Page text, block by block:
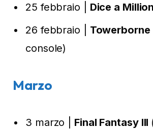
25 febbraio | Dice a Million
26 febbraio | Towerborne
console)
Marzo
3 marzo | Final Fantasy III